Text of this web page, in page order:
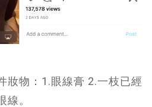
妝物：1.眼線膏 2.一枝已經
線。